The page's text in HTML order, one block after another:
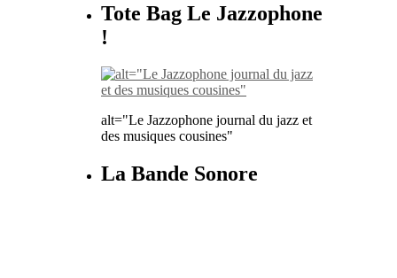
Tote Bag Le Jazzophone
!
alt="Le Jazzophone journal du jazz et
des musiques cousines"
La Bande Sonore